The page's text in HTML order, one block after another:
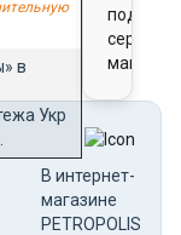
в
Укр
В интернет-
магазине
PETROPOLIS